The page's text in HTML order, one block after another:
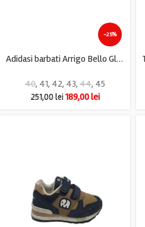
-25%
Adidasi barbati Arrigo Bello Glory, imitatie de piele, material textil, negru gri
40, 41, 42, 43, 44, 45
251,00lei 189,00lei